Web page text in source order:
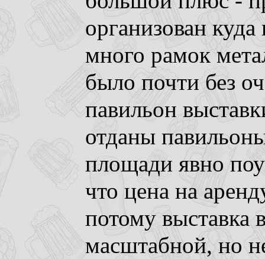
организован
много рамок
было почти без
павильон
отданы
площади явно
что цена на
потому выставка
масштабной, но